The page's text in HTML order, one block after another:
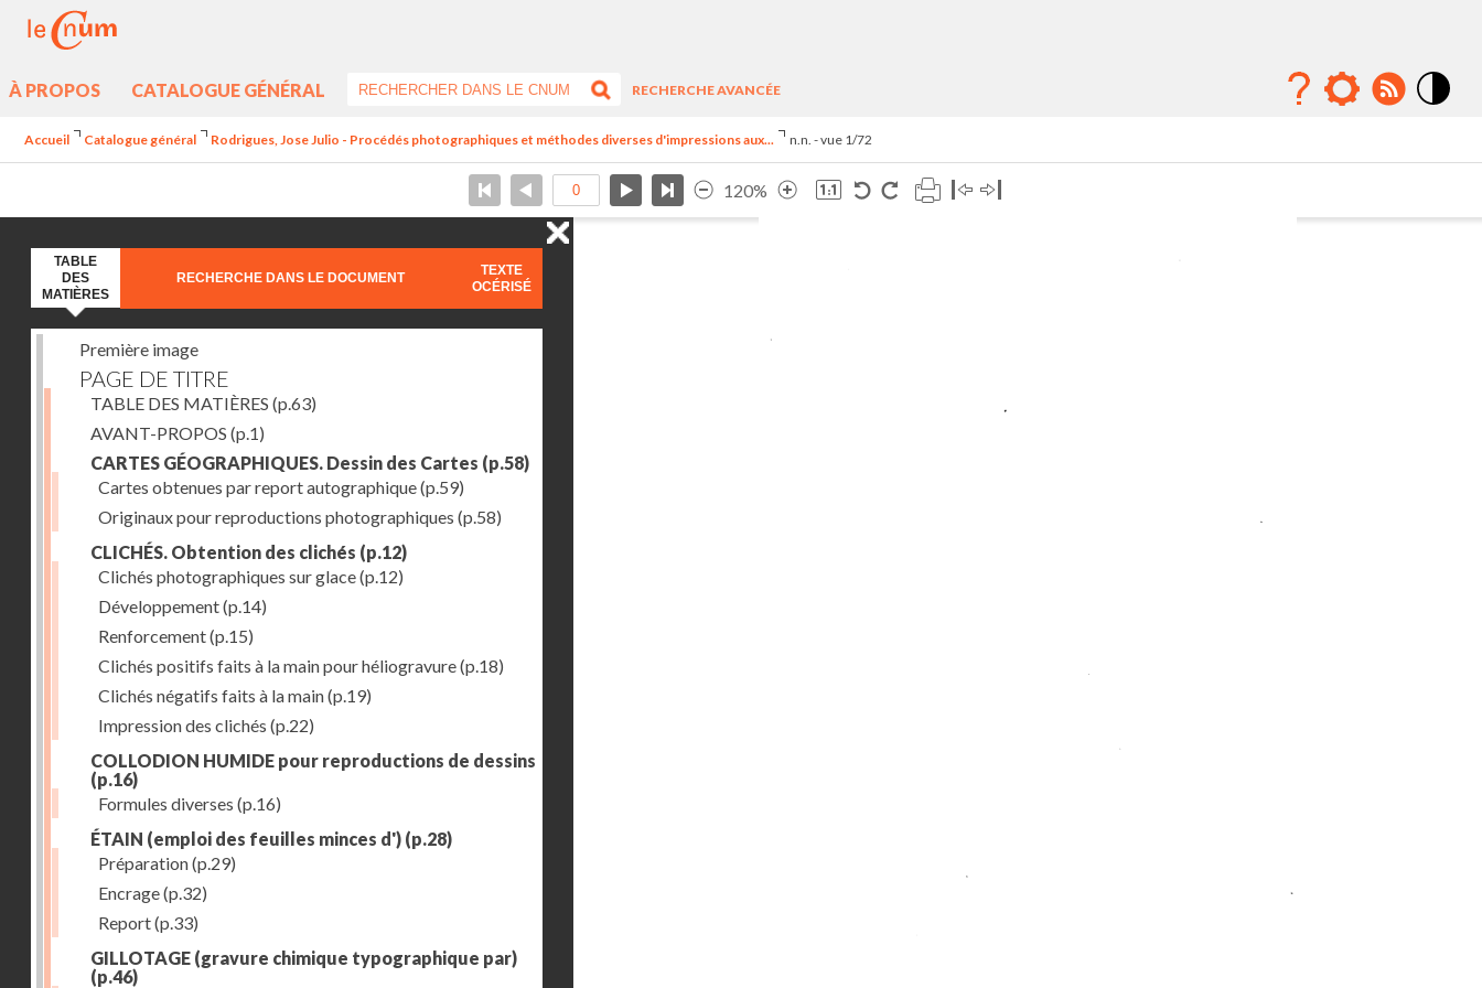
À PROPOS CATALOGUE GÉNÉRAL
RECHERCHE AVANCÉE
Accueil Catalogue général Rodrigues, Jose Julio - Procédés photographiques et méthodes diverses d'impressions aux... n.n. - vue 1/72
120%
TABLE
DES
MATIÈRES
RECHERCHE DANS LE DOCUMENT
TEXTE
OCÉRISÉ
Première image
PAGE DE TITRE
TABLE DES MATIÈRES (p.63)
AVANT-PROPOS (p.1)
CARTES GÉOGRAPHIQUES. Dessin des Cartes (p.58)
Cartes obtenues par report autographique(p.59)
Originaux pour reproductions photographiques (p.58)
CLICHÉS. Obtention des clichés (p.12)
Clichés photographiques sur glace(p.12)
Développement(p.14)
Renforcement(p.15)
Clichés positifs faits à la main pour héliogravure(p.18)
Clichés négatifs faits à la main(p.19)
Impression des clichés (p.22)
COLLODION HUMIDE pour reproductions de dessins
(p.16)
Formules diverses (p.16)
ÉTAIN (emploi des feuilles minces d') (p.28)
Préparation(p.29)
Encrage(p.32)
Report(p.33)
GILLOTAGE (gravure chimique typographique par)
(p.46)